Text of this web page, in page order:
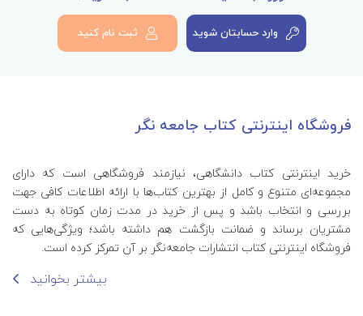
وارد حسابتان شوید ثبت نام کنید
فروشگاه اینترنتی کتاب جامعه نگر
خرید اینترنتی کتاب‌ دانشگاهی، نیازمند فروشگاهی است که دارای
مجموعه‌ای متنوع و کامل از بهترین کتاب‌ها با ارائه اطلاعات کافی جهت
بررسی و انتخاب باشد و پس از خرید در مدت زمان کوتاه به دست
مشتریان برساند و ضمانت بازگشت هم داشته باشد؛ ویژگی‌هایی که
فروشگاه اینترنتی کتاب انتشارات جامعه‌نگر بر آن تمرکز کرده است.
بیشتر بخوانید